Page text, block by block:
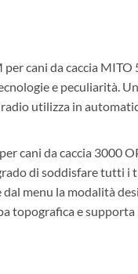
per cani da caccia
e peculiarità.
utilizza in
cani da caccia 3000
di soddisfare tutti i
menu la modalità
topografica e